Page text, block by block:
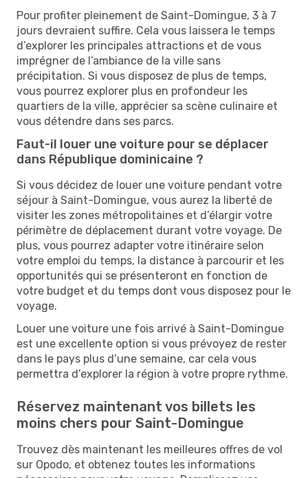
Pour profiter pleinement de Saint-Domingue, 3 à 7
jours devraient suffire. Cela vous laissera le temps
d’explorer les principales attractions et de vous
imprégner de l’ambiance de la ville sans
précipitation. Si vous disposez de plus de temps,
vous pourrez explorer plus en profondeur les
quartiers de la ville, apprécier sa scène culinaire et
vous détendre dans ses parcs.
Faut-il louer une voiture pour se déplacer
dans République dominicaine ?
Si vous décidez de louer une voiture pendant votre
séjour à Saint-Domingue, vous aurez la liberté de
visiter les zones métropolitaines et d’élargir votre
périmètre de déplacement durant votre voyage. De
plus, vous pourrez adapter votre itinéraire selon
votre emploi du temps, la distance à parcourir et les
opportunités qui se présenteront en fonction de
votre budget et du temps dont vous disposez pour le
voyage.
Louer une voiture une fois arrivé à Saint-Domingue
est une excellente option si vous prévoyez de rester
dans le pays plus d’une semaine, car cela vous
permettra d’explorer la région à votre propre rythme.
Réservez maintenant vos billets les
moins chers pour Saint-Domingue
Trouvez dès maintenant les meilleures offres de vol
sur Opodo, et obtenez toutes les informations